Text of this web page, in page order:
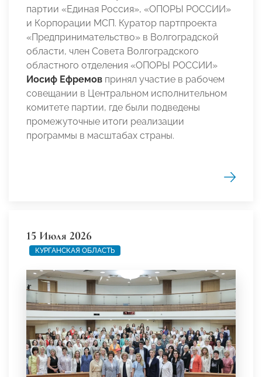
партии «Единая Россия», «ОПОРЫ РОССИИ»
и Корпорации МСП. Куратор партпроекта
«Предпринимательство» в Волгоградской
области, член Совета Волгоградского
областного отделения «ОПОРЫ РОССИИ»
Иосиф Ефремов принял участие в рабочем
совещании в Центральном исполнительном
комитете партии, где были подведены
промежуточные итоги реализации
программы в масштабах страны.
15 Июля 2026
КУРГАНСКАЯ ОБЛАСТЬ